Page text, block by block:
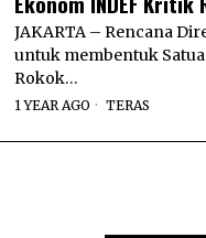
JAKARTA – Rencana
untuk membentuk
Rokok…
1 YEAR AGO TERAS